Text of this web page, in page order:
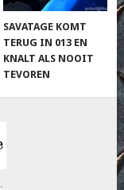
SAVATAGE KOMT
TERUG IN 013 EN
KNALT ALS NOOIT
TEVOREN
.